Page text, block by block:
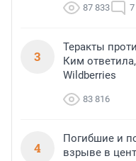
87 833 7
3
Теракты
Ким
Wildberries
83 816
4
Погибшие и
взрыве в